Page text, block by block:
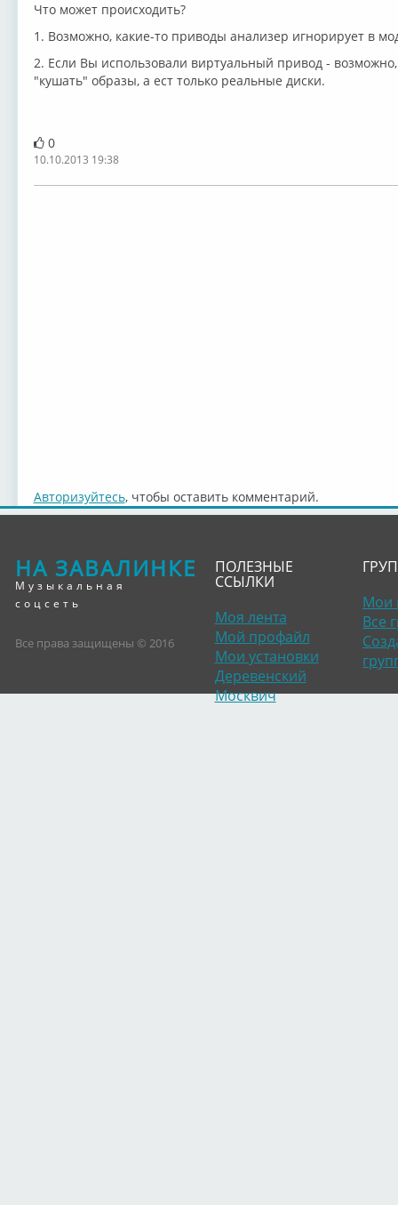
Что может происходить?
1. Возможно, какие-то приводы анализер игнорирует в
2. Если Вы использовали виртуальный привод -
"кушать" образы, а ест только реальные диски.
0
10.10.2013 19:38
Авторизуйтесь, чтобы оставить комментарий.
НА ЗАВАЛИНКЕ
Музыкальная
соцсеть
Все права защищены © 2016
ПОЛЕЗНЫЕ
ССЫЛКИ
Моя лента
Мой профайл
Мои установки
Деревенский
Москвич
Мои
Все